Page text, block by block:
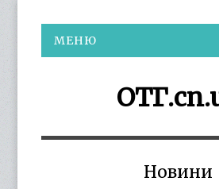
МЕНЮ
Новини